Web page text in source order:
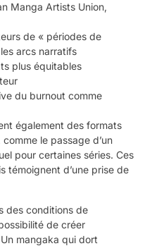
Manga Artists Union,
de « périodes de
arcs narratifs
plus équitables
du burnout comme
également des formats
le passage d’un
pour certaines séries. Ces
témoignent d’une prise de
des conditions de
de créer
mangaka qui dort